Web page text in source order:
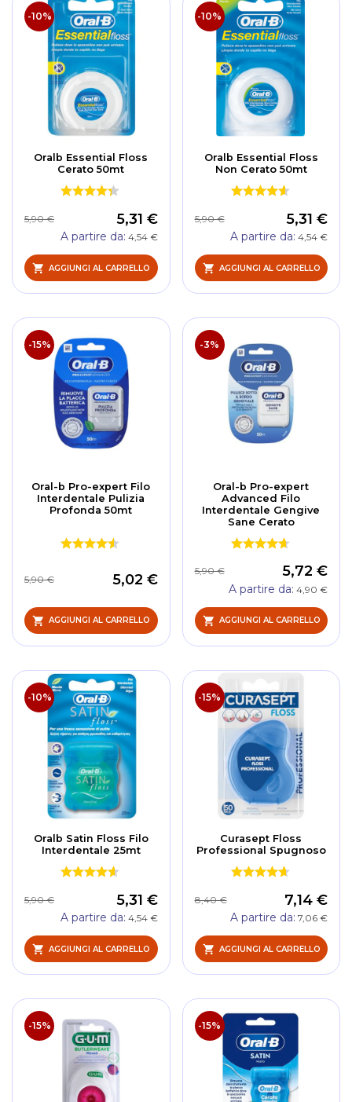
-10%
Oralb Essential Floss
Cerato 50mt
5,31 €
5,90 €
A partire da 4,54 €
AGGIUNGI AL CARRELLO
-10%
Oralb Essential Floss
Non Cerato 50mt
5,31 €
5,90 €
A partire da 4,54 €
AGGIUNGI AL CARRELLO
-15%
Oral-b Pro-expert Filo
Interdentale Pulizia
Profonda 50mt
5,02 €
5,90 €
AGGIUNGI AL CARRELLO
-3%
Oral-b Pro-expert
Advanced Filo
Interdentale Gengive
Sane Cerato
5,72 €
5,90 €
A partire da 4,90 €
AGGIUNGI AL CARRELLO
-10%
Oralb Satin Floss Filo
Interdentale 25mt
5,31 €
5,90 €
A partire da 4,54 €
AGGIUNGI AL CARRELLO
-15%
Curasept Floss
Professional Spugnoso
7,14 €
8,40 €
A partire da 7,06 €
AGGIUNGI AL CARRELLO
-15% -15%